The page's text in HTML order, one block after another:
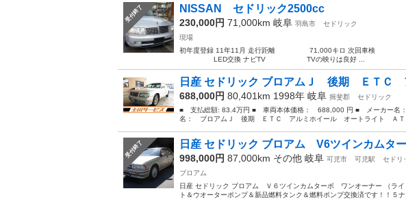
受付終了 NISSAN セドリック2500cc
230,000円 71,000km 岐阜 羽島市
セドリック
現場
初年度登録 11年11月 走行距離 71,000キロ 次回車検
LED交換 ナビTV TVの映りは良好 ...
日産 セドリック ブロアムＪ 後期 ＥＴＣ
688,000円 80,401km 1998年 岐阜 揖斐郡
セドリック
■ 支払総額: 83.4万円 ■ 車両本体価格： 688,000 円 ■ メーカー
名： ブロアムＪ 後期 ＥＴＣ アルミホイール オートライト Ａ
受付終了 日産 セドリック ブロアム V6ツインカムタ
998,000円 87,000km その他 岐阜 可児市 可児駅
セドリ
ブロアム
日産 セドリック ブロアム Ｖ６ツインカムターボ ワンオーナー （ラ
ト＆ウオーターポンプ＆新品燃料タンク＆燃料ポンプ交換済です！！５